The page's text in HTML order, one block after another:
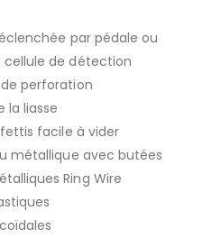
par pédale ou
de détection
perforation
la liasse
facile à vider
métallique avec butées
Ring Wire